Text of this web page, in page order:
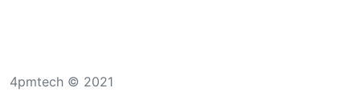
4pmtech © 2021